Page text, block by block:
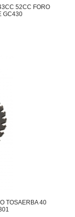
52CC FORO
GC430
TOSAERBA 40